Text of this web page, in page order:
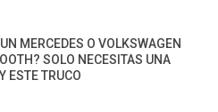
MERCEDES O VOLKSWAGEN
SOLO NECESITAS UNA
ESTE TRUCO